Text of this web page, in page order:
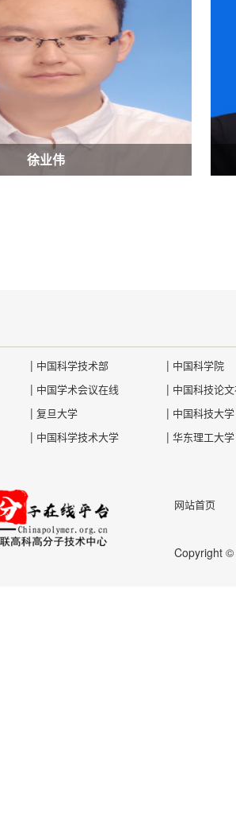
徐业伟
| 中国科学技术部 | 中国科学院
| 中国学术会议在线 | 中国科技论
| 复旦大学 | 中国科技大学
| 中国科学技术大学 | 华东理工大学
网站首页
Copyright ©